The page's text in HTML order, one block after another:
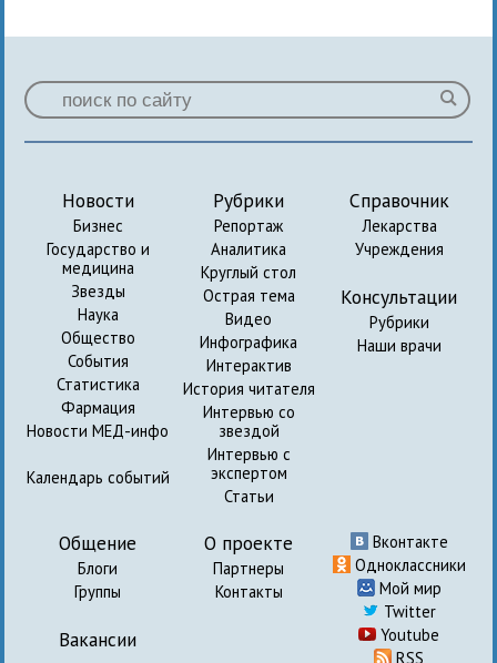
Новости
Бизнес
Государство и
медицина
Звезды
Наука
Общество
События
Статистика
Фармация
Новости МЕД-инфо
Календарь событий
Рубрики
Репортаж
Аналитика
Круглый стол
Острая тема
Видео
Инфографика
Интерактив
История читателя
Интервью со
звездой
Интервью с
экспертом
Статьи
Справочник
Лекарства
Учреждения
Консультации
Рубрики
Наши врачи
Общение
Блоги
Группы
Вакансии
О проекте
Партнеры
Контакты
Вконтакте
Одноклассники
Мой мир
Twitter
Youtube
RSS